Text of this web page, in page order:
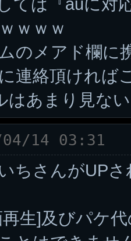
ては『auに対
ｗｗｗ
のメアド欄に
連絡頂ければ
はあまり見な
04/14 03:31
ちさんがUP
再生]及びパケ